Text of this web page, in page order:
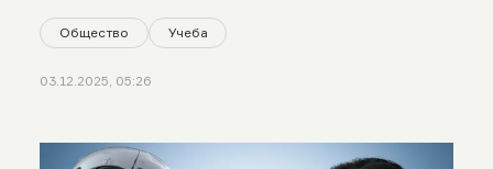
Общество Учеба
03.12.2025, 05:26